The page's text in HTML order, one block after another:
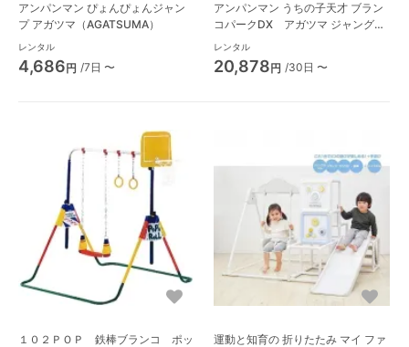
アンパンマン ぴょんぴょんジャン
プ アガツマ（AGATSUMA）
レンタル
4,686円 /7日 〜
アンパンマン うちの子天才 ブラン
コパークDX アガツマ ジャングル
ジム R030
レンタル
20,878円 /30日 〜
１０２ＰＯＰ 鉄棒ブランコ ポッ
運動と知育の 折りたたみ マイ ファ